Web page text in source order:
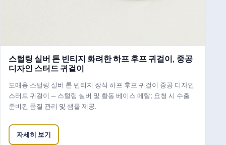
스털링 실버 톤 빈티지 화려한 하프 후프 귀걸이, 중공
디자인 스터드 귀걸이
도매용 스털링 실버 톤 빈티지 장식 하프 후프 귀걸이 중공 디자인
스터드 귀걸이 — 스털링 실버 및 황동 베이스 메탈; 요청 시 수출
준비된 품질 관리 및 샘플 제공.
자세히 보기